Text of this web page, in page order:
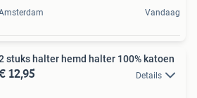
Vandaag
stuks halter hemd halter 100% katoen
12,95 Details